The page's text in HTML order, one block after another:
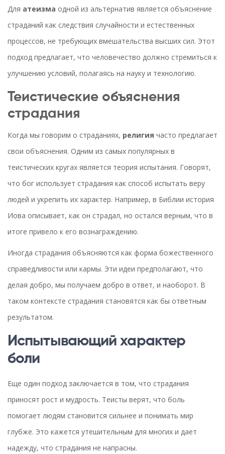
Для атеизма одной из альтернатив является объяснение
страданий как следствия случайности и естественных
процессов, не требующих вмешательства высших сил. Этот
подход предлагает, что человечество должно стремиться к
улучшению условий, полагаясь на науку и технологию.
Теистические объяснения
страдания
Когда мы говорим о страданиях, религия часто предлагает
свои объяснения. Одним из самых популярных в
теистических кругах является теория испытания. Говорят,
что бог использует страдания как способ испытать веру
людей и укрепить их характер. Например, в Библии история
Иова описывает, как он страдал, но остался верным, что в
итоге привело к его вознаграждению.
Иногда страдания объясняются как форма божественного
справедливости или кармы. Эти идеи предполагают, что
делая добро, мы получаем добро в ответ, и наоборот. В
таком контексте страдания становятся как бы ответным
результатом.
Испытывающий характер
боли
Еще один подход заключается в том, что страдания
приносят рост и мудрость. Теисты верят, что боль
помогает людям становится сильнее и понимать мир
глубже. Это кажется утешительным для многих и дает
надежду, что страдания не напрасны.